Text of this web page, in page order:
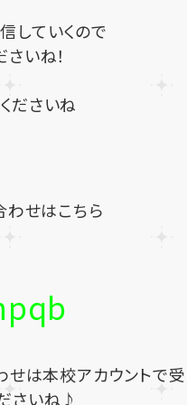
していくので
いね！
ださいね
せはこちら
は本校アカウントで受
さいね♪